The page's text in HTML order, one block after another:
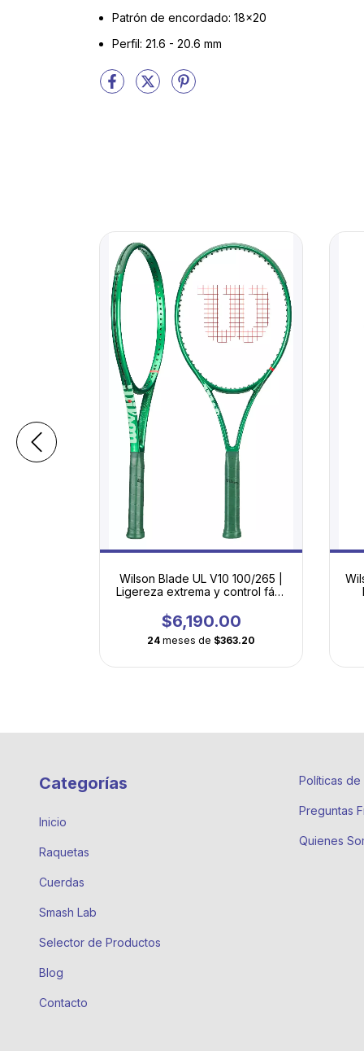
Patrón de encordado: 18x20
Perfil: 21.6 - 20.6 mm
Wilson Blade UL V10 100/265 |
Ligereza extrema y control fácil
$6,190.00
24 meses de $363.20
Categorías
Inicio
Raquetas
Cuerdas
Smash Lab
Selector de Productos
Blog
Contacto
Políticas
Preguntas
Quienes